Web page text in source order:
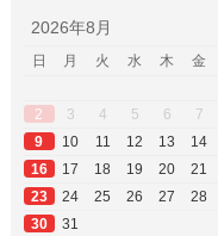
2026年8月
日 月 火 水 木 金
2
3 4 5 6 7
9
10 11 12 13 14
16
17 18 19 20 21
23
24 25 26 27 28
30
31